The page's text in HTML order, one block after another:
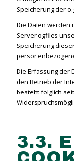
Speicherung der
Die Daten werden
Serverlogfiles
Speicherung
Die Erfassung der
den Betrieb der
besteht folglich
3.3.